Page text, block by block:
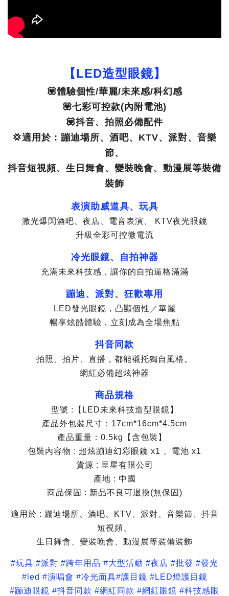
【LED造型眼鏡】
💟體驗個性/華麗/未來感/科幻感
💟七彩可控款(內附電池)
💟抖音、拍照必備配件
💢適用於 : 蹦迪場所、酒吧、KTV、派對、音樂
節、
抖音短視頻、生日舞會、變裝晚會、動漫展等裝備
裝飾
表演助威道具、玩具
激光爆閃酒吧、夜店、電音表演、 KTV夜光眼鏡
升級全彩可控微電流
冷光眼鏡、自拍神器
充滿未來科技感，讓你的自拍逼格滿滿
蹦迪、派對、狂歡專用
LED發光眼鏡，凸顯個性／華麗
暢享炫酷體驗，立刻成為全場焦點
抖音同款
拍照、拍片、直播，都能襯托獨自風格。
網紅必備超炫神器
商品規格
型號 :【LED未來科技造型眼鏡】
產品外包裝尺寸：17cm*16cm*4.5cm
產品重量：0.5kg【含包裝】
包裝內容物 : 超炫蹦迪幻彩眼鏡 x1 、電池 x1
貨源 : 呈星有限公司
產地 : 中國
商品保固 : 新品不良可退換(無保固)
適用於 : 蹦迪場所、酒吧、KTV、派對、音樂節、抖音
短視頻、
生日舞會、變裝晚會、動漫展等裝備裝飾
#玩具 #派對 #跨年用品 #大型活動 #夜店 #批發 #發光
#led #演唱會 #冷光面具#護目鏡 #LED燈護目鏡
#蹦迪眼鏡 #抖音同款 #網紅同款 #網紅眼鏡 #科技感眼